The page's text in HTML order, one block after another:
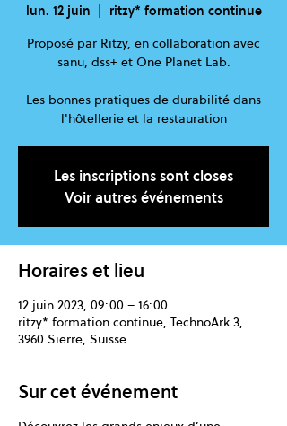
lun. 12 juin
ritzy* formation continue
Proposé par Ritzy, en collaboration avec
sanu, dss+ et One Planet Lab.
Les bonnes pratiques de durabilité dans
l'hôtellerie et la restauration
Les inscriptions sont closes
Voir autres événements
Horaires et lieu
12 juin 2023, 09:00 – 16:00
ritzy* formation continue, TechnoArk 3,
3960 Sierre, Suisse
Sur cet événement